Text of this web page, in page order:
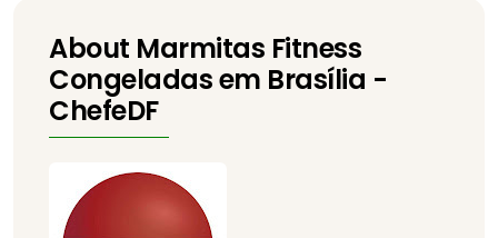
About Marmitas Fitness
Congeladas em Brasília -
ChefeDF